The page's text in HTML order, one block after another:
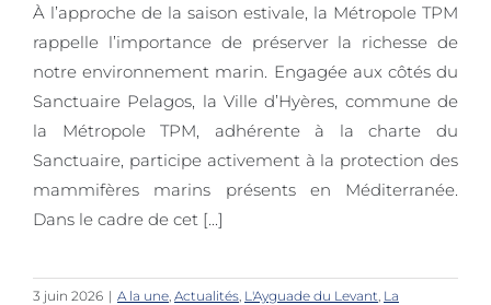
Rencontre avec des mammifères
marins : adoptez les bons gestes !
À l’approche de la saison estivale, la Métropole TPM
rappelle l’importance de préserver la richesse de
notre environnement marin. Engagée aux côtés du
Sanctuaire Pelagos, la Ville d’Hyères, commune de
la Métropole TPM, adhérente à la charte du
Sanctuaire, participe activement à la protection des
mammifères marins présents en Méditerranée.
Dans le cadre de cet [...]
3 juin 2026 | A la une Actualités L'Ayguade du Levant La